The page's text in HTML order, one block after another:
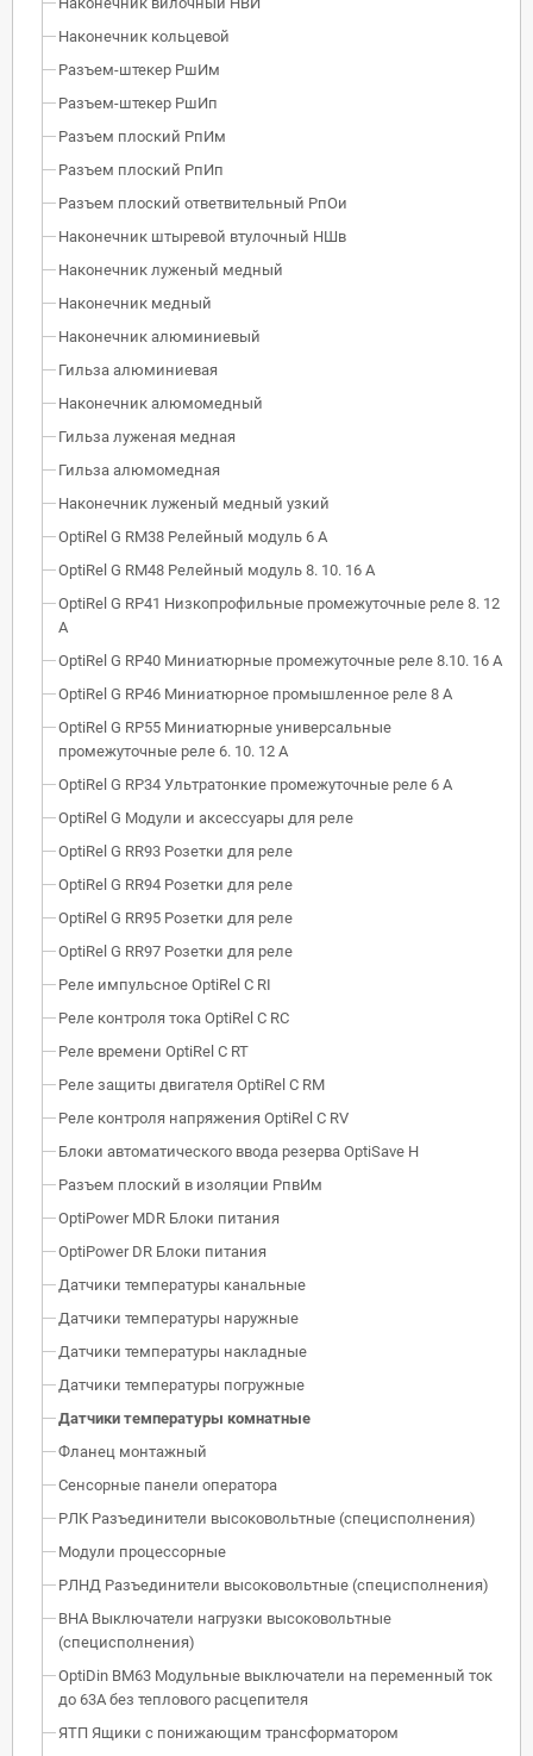
Наконечник кольцевой
Разъем-штекер РшИм
Разъем-штекер РшИп
Разъем плоский РпИм
Разъем плоский РпИп
Разъем плоский ответвительный РпОи
Наконечник штыревой втулочный НШв
Наконечник луженый медный
Наконечник медный
Наконечник алюминиевый
Гильза алюминиевая
Наконечник алюмомедный
Гильза луженая медная
Гильза алюмомедная
Наконечник луженый медный узкий
OptiRel G RM38 Релейный модуль 6 А
OptiRel G RM48 Релейный модуль 8. 10. 16 А
OptiRel G RP41 Низкопрофильные промежуточные реле 8. 12
А
OptiRel G RP40 Миниатюрные промежуточные реле 8.10. 16 А
OptiRel G RP46 Миниатюрное промышленное реле 8 А
OptiRel G RP55 Миниатюрные универсальные
промежуточные реле 6. 10. 12 А
OptiRel G RP34 Ультратонкие промежуточные реле 6 А
OptiRel G Модули и аксессуары для реле
OptiRel G RR93 Розетки для реле
OptiRel G RR94 Розетки для реле
OptiRel G RR95 Розетки для реле
OptiRel G RR97 Розетки для реле
Реле импульсное OptiRel C RI
Реле контроля тока OptiRel С RС
Реле времени OptiRel С RT
Реле защиты двигателя OptiRel С RM
Реле контроля напряжения OptiRel C RV
Блоки автоматического ввода резерва OptiSave H
Разъем плоский в изоляции РпвИм
OptiPower MDR Блоки питания
OptiPower DR Блоки питания
Датчики температуры канальные
Датчики температуры наружные
Датчики температуры накладные
Датчики температуры погружные
Датчики температуры комнатные
Фланец монтажный
Сенсорные панели оператора
РЛК Разъединители высоковольтные (специсполнения)
Модули процессорные
РЛНД Разъединители высоковольтные (специсполнения)
ВНА Выключатели нагрузки высоковольтные
(специсполнения)
OptiDin BM63 Модульные выключатели на переменный ток
до 63А без теплового расцепителя
ЯТП Ящики с понижающим трансформатором